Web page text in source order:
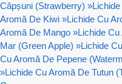
Căpșuni (Strawberry) »
Aromă De Kiwi »Lichide Cu
Aromă De Mango »Lichide
Mar (Green Apple) »Lichide
Cu Aromă De Pepene
»Lichide Cu Aromă De Tutun